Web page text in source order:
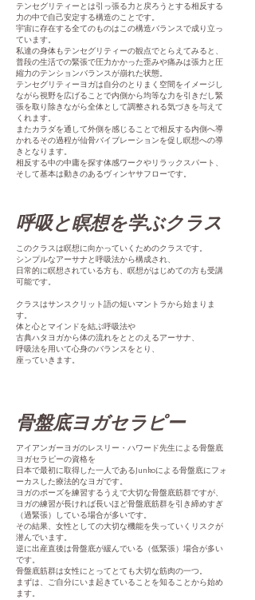
テンセグリティーとは引っ張る力と戻ろうとする相反する
力の中で自己安定する構造のことです。
宇宙に存在する全てのものはこの構造バランスで成り立っ
ています。
私達の身体もテンセグリティーの観点でとらえてみると、
普段の生活での緊張で圧力かかった歪みや痛みは張力と圧
縮力のテンションバランスが崩れた状態。
テンセグリティーヨガは自分のとりまく空間をイメージし
ながら視野を広げることで内側から均等な力を引きだし緊
張を取り除きながら全体として調整される気づきを与えて
くれます。
またカラダを通して外側を感じることで相反する内側へ導
かれるその過程が仙骨バイブレーションを促し瞑想への導
きとなります。
相反する中の中庸を探す体感ワークやリラックスパート、
そして基本は動きのあるヴィンヤサフローです。
呼吸と瞑想を学ぶクラス
このクラスは瞑想に向かっていくためのクラスです。
シンプルなアーサナと呼吸法から構成され、
日常的に瞑想されている方も、瞑想がはじめての方も受講
可能です。
クラスはサンスクリット語の短いマントラから始まりま
す。
体と心とマインドを結ぶ呼吸法や
古典ハタヨガから体の流れをととのえるアーサナ、
呼吸法を用いて心身のバランスをとり、
座っていきます。
骨盤底ヨガセラピー
アイアンガーヨガのレスリー・ハワード先生による骨盤底
ヨガセラピーの資格を
日本で最初に取得した一人であるJunkoによる骨盤底にフォ
ーカスした療法的なヨガです。
ヨガのポーズを練習するうえで大切な骨盤底筋群ですが、
ヨガの練習が長ければ長いほど骨盤底筋群を引き締めすぎ
（過緊張）している場合が多いです。
その結果、女性としての大切な機能を失っていくリスクが
潜んでいます。
逆に出産直後は骨盤底が緩んでいる（低緊張）場合が多い
です。
骨盤底筋群は女性にとってとても大切な筋肉の一つ。
まずは、ご自分にいま起きていることを知ることから始め
ます。